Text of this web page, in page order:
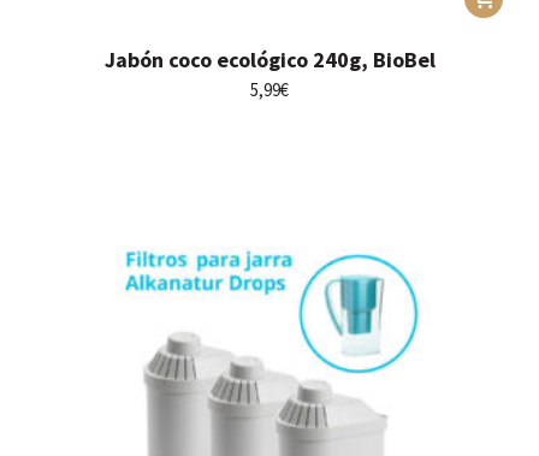
Jabón coco ecológico 240g, BioBel
5,99€